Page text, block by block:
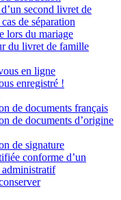
second livret de
de séparation
lors du mariage
du livret de famille
en ligne
enregistré !
de documents français
de documents d’origine
de signature
conforme d’un